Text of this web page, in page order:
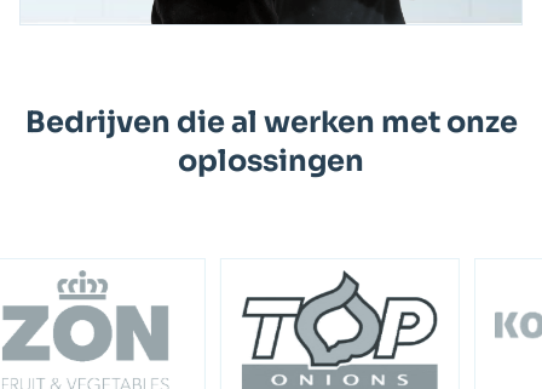
Bedrijven die al werken met onze
oplossingen